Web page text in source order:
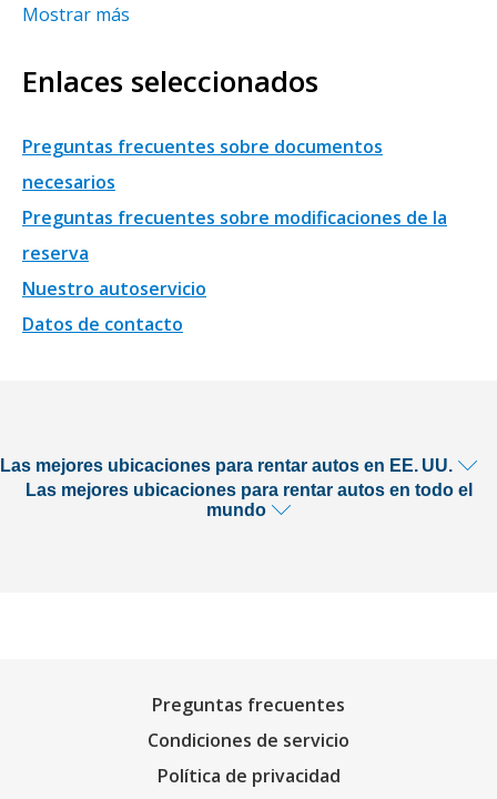
Mostrar más
Enlaces seleccionados
Preguntas frecuentes sobre documentos
necesarios
Preguntas frecuentes sobre modificaciones de la
reserva
Nuestro autoservicio
Datos de contacto
Las mejores ubicaciones para rentar autos en EE. UU.
Las mejores ubicaciones para rentar autos en todo el
mundo
Preguntas frecuentes
Condiciones de servicio
Política de privacidad